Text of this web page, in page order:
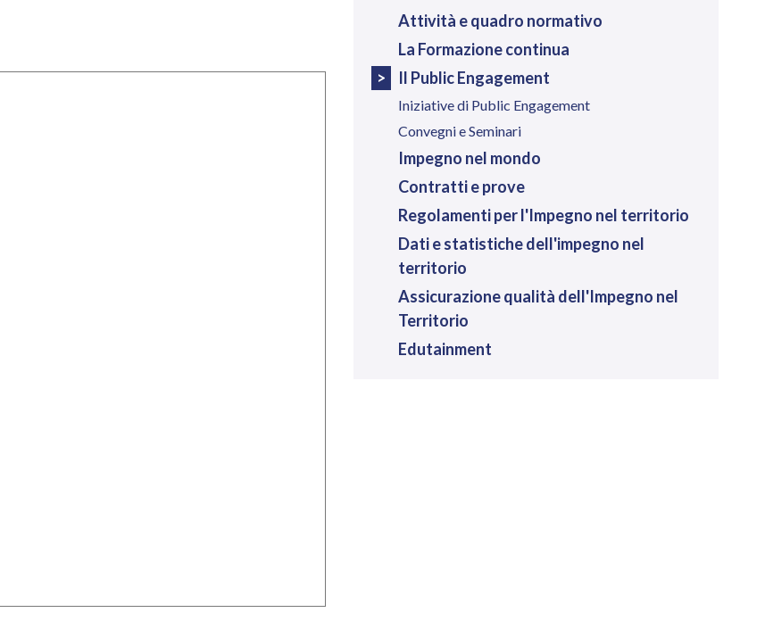
Attività e quadro normativo
La Formazione continua
Il Public Engagement
Iniziative di Public Engagement
Convegni e Seminari
Impegno nel mondo
Contratti e prove
Regolamenti per l'Impegno nel territorio
Dati e statistiche dell'impegno nel
territorio
Assicurazione qualità dell'Impegno nel
Territorio
Edutainment